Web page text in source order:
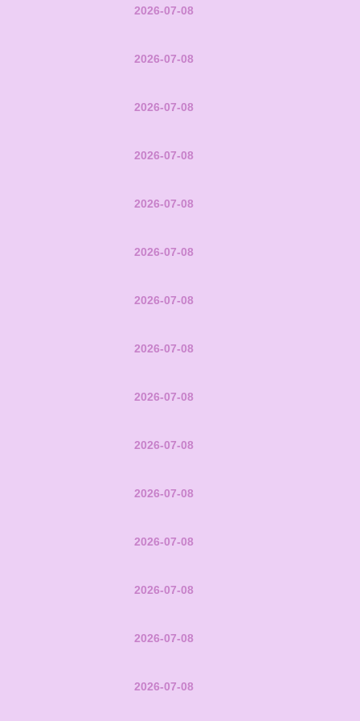
2026-07-08
2026-07-08
2026-07-08
2026-07-08
2026-07-08
2026-07-08
2026-07-08
2026-07-08
2026-07-08
2026-07-08
2026-07-08
2026-07-08
2026-07-08
2026-07-08
2026-07-08